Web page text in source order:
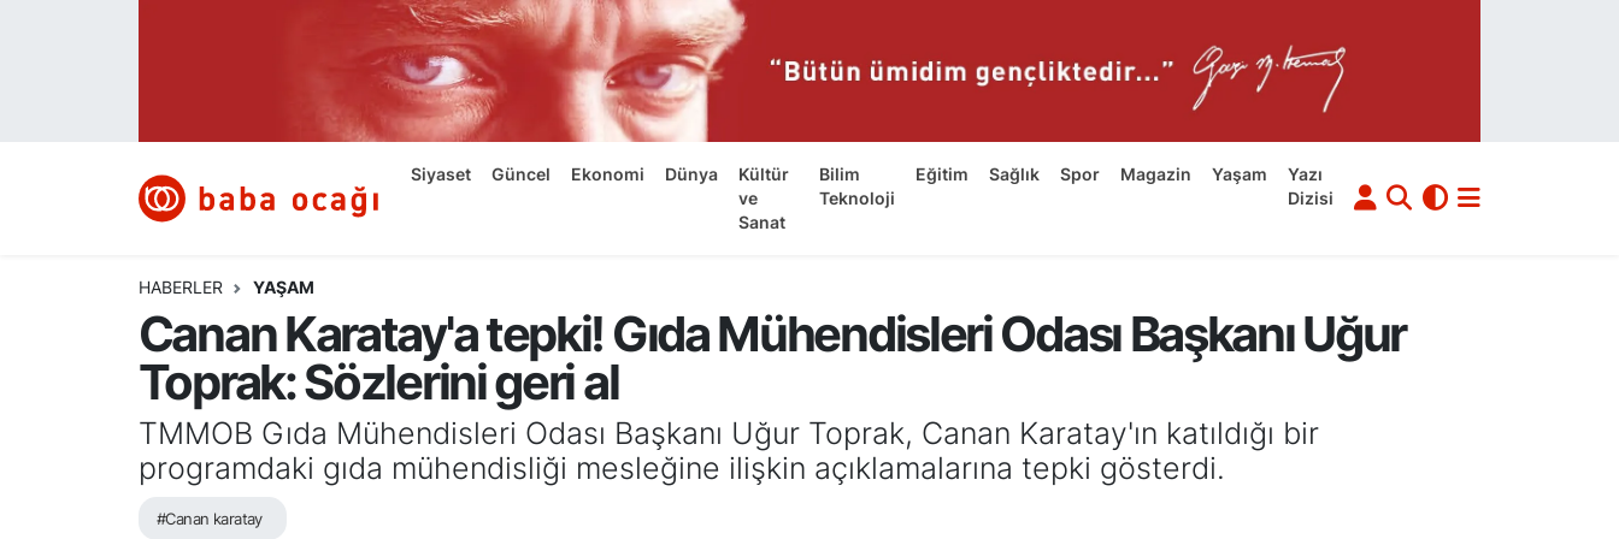
Siyaset Güncel Ekonomi Dünya
Kültür
ve
Sanat
Bilim
Teknoloji
Eğitim Sağlık Spor Magazin Yaşam
Yazı
Dizisi
HABERLER YAŞAM
Canan Karatay'a tepki! Gıda Mühendisleri Odası Başkanı Uğur
Toprak: Sözlerini geri al
TMMOB Gıda Mühendisleri Odası Başkanı Uğur Toprak, Canan Karatay'ın katıldığı bir
programdaki gıda mühendisliği mesleğine ilişkin açıklamalarına tepki gösterdi.
#Canan karatay
Ekonomi
Kültür ve Sanat
Bilim ve Teknoloji
Yazı Dizisi
Namaz Vakitleri
Trafik Durumu
Süper Lig Puan Durumu ve Fikstür
Tüm Manşetler
Son Dakika Haberleri
Haber Arşivi